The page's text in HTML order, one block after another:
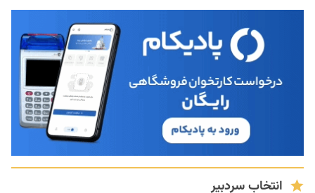
انتخاب سردبیر